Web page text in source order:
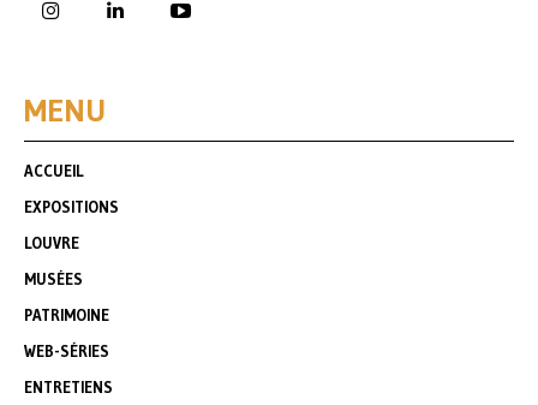
MENU
ACCUEIL
EXPOSITIONS
LOUVRE
MUSÉES
PATRIMOINE
WEB-SÉRIES
ENTRETIENS